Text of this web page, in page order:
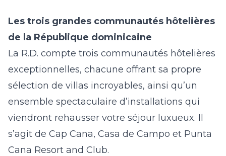
Les trois grandes communautés hôtelières
de la République dominicaine
La R.D. compte trois communautés hôtelières
exceptionnelles, chacune offrant sa propre
sélection de villas incroyables, ainsi qu’un
ensemble spectaculaire d’installations qui
viendront rehausser votre séjour luxueux. Il
s’agit de Cap Cana, Casa de Campo et Punta
Cana Resort and Club.